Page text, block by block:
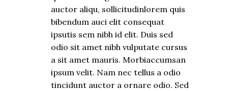
auctor aliqu, sollicitudinlorem quis
bibendum auci elit consequat
ipsutis sem nibh id elit. Duis sed
odio sit amet nibh vulputate cursus
a sit amet mauris. Morbiaccumsan
ipsum velit. Nam nec tellus a odio
tincidunt auctor a ornare odio. Sed